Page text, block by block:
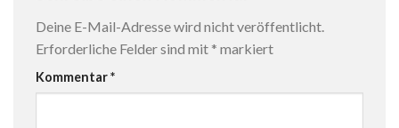
Deine E-Mail-Adresse wird nicht veröffentlicht.
Erforderliche Felder sind mit * markiert
Kommentar*